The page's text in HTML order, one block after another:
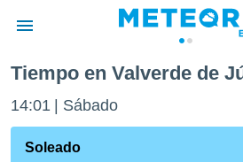
de
ha
Tiempo en Valverde de
14:01 Sábado
Soleado